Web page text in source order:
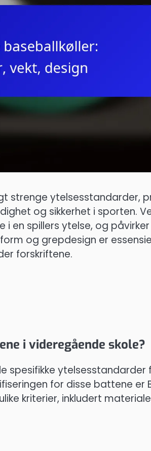
strenge ytelsesstandarder,
og sikkerhet i sporten.
en spillers ytelse, og påvirker
og grepdesign er
forskriftene.
i videregående skole?
spesifikke ytelsesstandarder
for disse battene er
kriterier, inkludert